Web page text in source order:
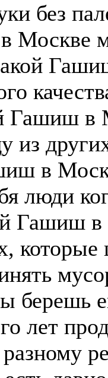
без
в
из
в
люди
Гашиш в
берешь
лет